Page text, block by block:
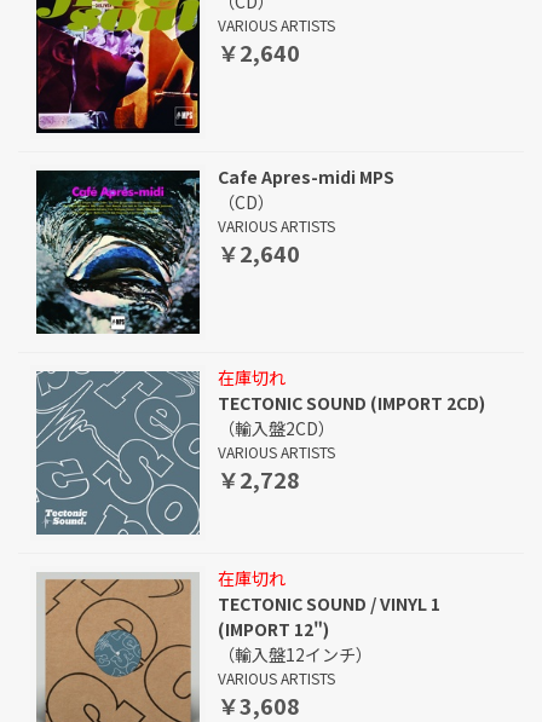
VARIOUS ARTISTS
￥2,640
Cafe Apres-midi MPS
（CD）
VARIOUS ARTISTS
￥2,640
在庫切れ
TECTONIC SOUND (IMPORT 2CD)
（輸入盤2CD）
VARIOUS ARTISTS
￥2,728
在庫切れ
TECTONIC SOUND / VINYL 1
(IMPORT 12")
（輸入盤12インチ）
VARIOUS ARTISTS
￥3,608